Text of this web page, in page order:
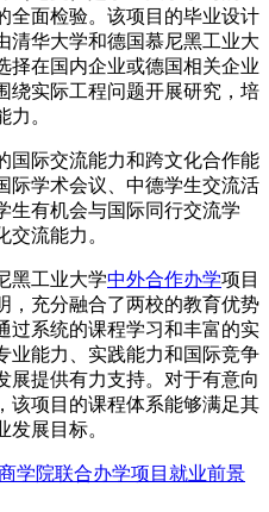
全面检验。该项目的毕业设计
清华大学和德国慕尼黑工业大
择在国内企业或德国相关企业
绕实际工程问题开展研究，培
。
国际交流能力和跨文化合作能
际学术会议、中德学生交流活
生有机会与国际同行交流学
流能力。
黑工业大学中外合作办学项目
，充分融合了两校的教育优势
过系统的课程学习和丰富的实
业能力、实践能力和国际竞争
展提供有力支持。对于有意向
该项目的课程体系能够满足其
展目标。
学院联合办学项目就业前景